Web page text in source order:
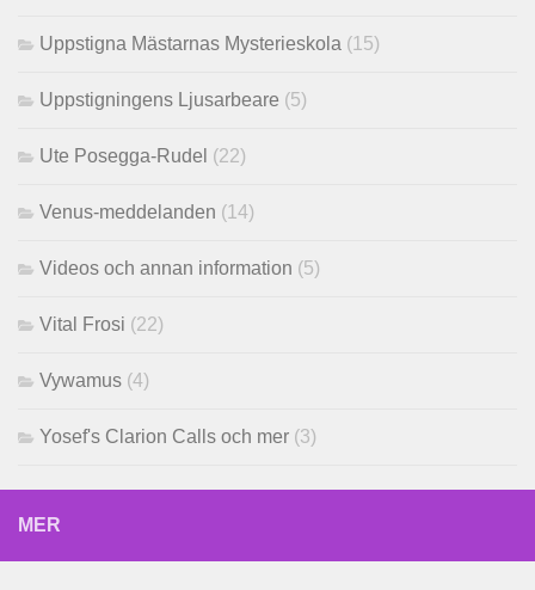
Uppstigna Mästarnas Mysterieskola (15)
Uppstigningens Ljusarbeare (5)
Ute Posegga-Rudel (22)
Venus-meddelanden (14)
Videos och annan information (5)
Vital Frosi (22)
Vywamus (4)
Yosef's Clarion Calls och mer (3)
MER